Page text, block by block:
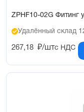
ZPHF10-02G Фитинг
Удалённый склад
267,18 ₽/штс НДС